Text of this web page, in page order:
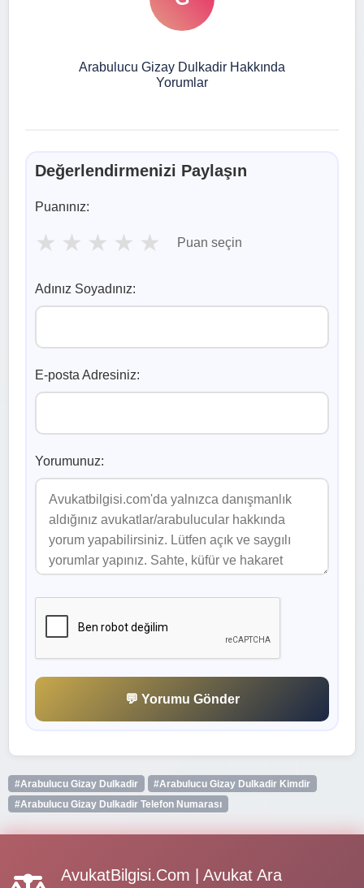
Arabulucu Gizay Dulkadir Hakkında
Yorumlar
Değerlendirmenizi Paylaşın
Puanınız:
★ ★ ★ ★ ★ Puan seçin
Adınız Soyadınız:
E-posta Adresiniz:
Yorumunuz:
💬 Yorumu Gönder
#Arabulucu Gizay Dulkadir
#Arabulucu Gizay Dulkadir Kimdir
#Arabulucu Gizay Dulkadir Telefon Numarası
AvukatBilgisi.Com | Avukat Ara